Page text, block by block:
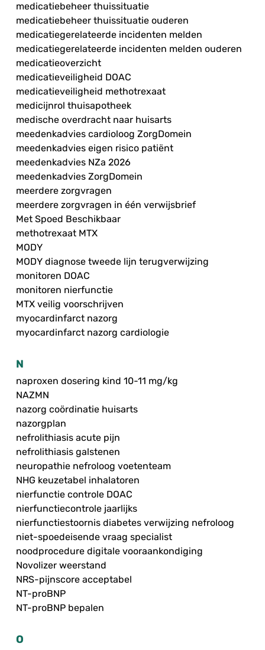
medicatiebeheer thuissituatie
medicatiebeheer thuissituatie ouderen
medicatiegerelateerde incidenten melden
medicatiegerelateerde incidenten melden ouderen
medicatieoverzicht
medicatieveiligheid DOAC
medicatieveiligheid methotrexaat
medicijnrol thuisapotheek
medische overdracht naar huisarts
meedenkadvies cardioloog ZorgDomein
meedenkadvies eigen risico patiënt
meedenkadvies NZa 2026
meedenkadvies ZorgDomein
meerdere zorgvragen
meerdere zorgvragen in één verwijsbrief
Met Spoed Beschikbaar
methotrexaat MTX
MODY
MODY diagnose tweede lijn terugverwijzing
monitoren DOAC
monitoren nierfunctie
MTX veilig voorschrijven
myocardinfarct nazorg
myocardinfarct nazorg cardiologie
N
naproxen dosering kind 10-11 mg/kg
NAZMN
nazorg coördinatie huisarts
nazorgplan
nefrolithiasis acute pijn
nefrolithiasis galstenen
neuropathie nefroloog voetenteam
NHG keuzetabel inhalatoren
nierfunctie controle DOAC
nierfunctiecontrole jaarlijks
nierfunctiestoornis diabetes verwijzing nefroloog
niet-spoedeisende vraag specialist
noodprocedure digitale vooraankondiging
Novolizer weerstand
NRS-pijnscore acceptabel
NT-proBNP
NT-proBNP bepalen
O